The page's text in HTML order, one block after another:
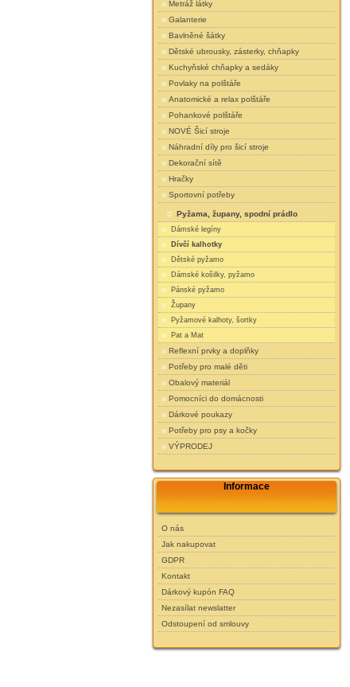
Metráž látky
Galanterie
Bavlněné šátky
Dětské ubrousky, zásterky, chňapky
Kuchyňské chňapky a sedáky
Povlaky na polštáře
Anatomické a relax polštáře
Pohankové polštáře
NOVÉ Šicí stroje
Náhradní díly pro šicí stroje
Dekorační sítě
Hračky
Sportovní potřeby
Pyžama, župany, spodní prádlo
Dámské legíny
Dívčí kalhotky
Dětské pyžamo
Dámské košilky, pyžamo
Pánské pyžamo
Župany
Pyžamové kalhoty, šortky
Pat a Mat
Reflexní prvky a doplňky
Potřeby pro malé děti
Obalový materiál
Pomocníci do domácnosti
Dárkové poukazy
Potřeby pro psy a kočky
VÝPRODEJ
Informace
O nás
Jak nakupovat
GDPR
Kontakt
Dárkový kupón FAQ
Nezasílat newslatter
Odstoupení od smlouvy